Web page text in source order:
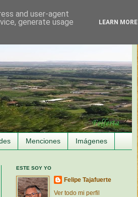
Menciones Imágenes
ESTE SOY YO
Felipe Tajafuerte
Ver todo mi perfil
and user-agent
generate usage
LEARN MORE